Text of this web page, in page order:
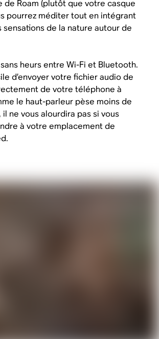
de Roam (plutôt que votre casque
pourrez méditer tout en intégrant
sensations de la nature autour de
heurs entre Wi-Fi et Bluetooth.
d’envoyer votre fichier audio de
de votre téléphone à
le haut-parleur pèse moins de
il ne vous alourdira pas si vous
à votre emplacement de